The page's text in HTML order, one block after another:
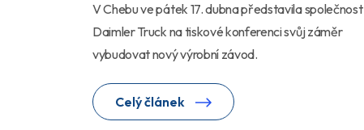
V Chebu ve pátek 17. dubna představila společnost
Daimler Truck na tiskové konferenci svůj záměr
vybudovat nový výrobní závod.
Celý článek